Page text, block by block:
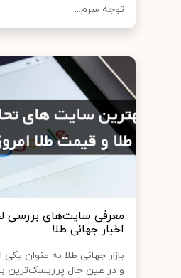
توجه سرم...
معرفی سایت‌های بررسی
اخبار جهانی طلا
بازار جهانی طلا به‌ عنوان یکی
و در عین حال پرریسک‌ترین